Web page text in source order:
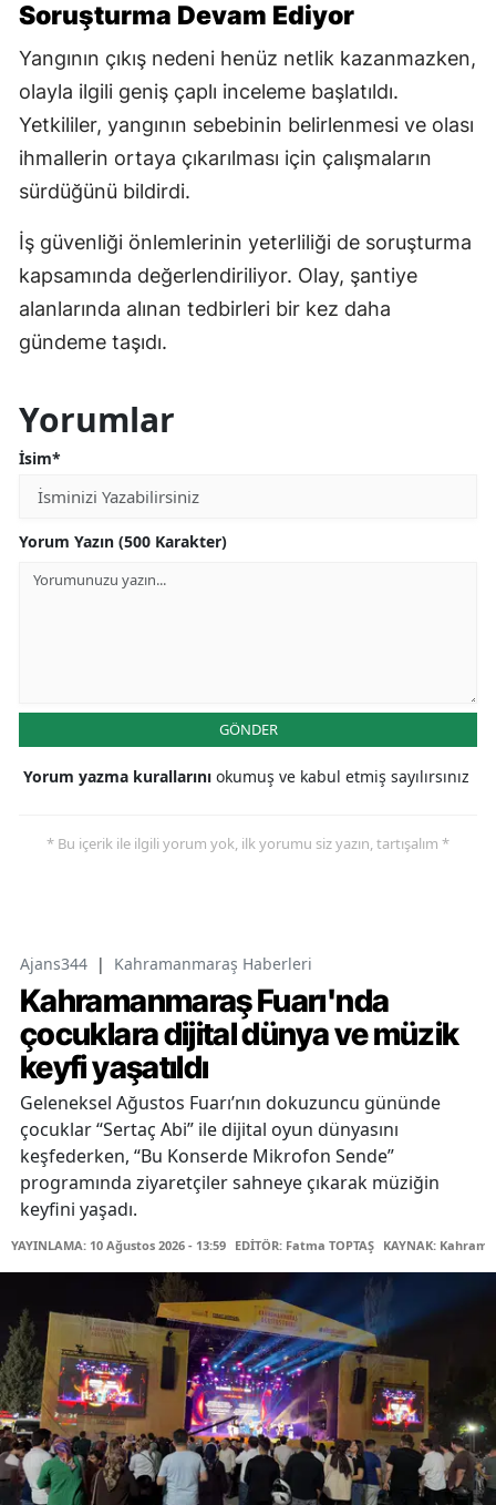
Soruşturma Devam Ediyor
Yangının çıkış nedeni henüz netlik kazanmazken,
olayla ilgili geniş çaplı inceleme başlatıldı.
Yetkililer, yangının sebebinin belirlenmesi ve olası
ihmallerin ortaya çıkarılması için çalışmaların
sürdüğünü bildirdi.
İş güvenliği önlemlerinin yeterliliği de soruşturma
kapsamında değerlendiriliyor. Olay, şantiye
alanlarında alınan tedbirleri bir kez daha
gündeme taşıdı.
Yorumlar
İsim*
Yorum Yazın (500 Karakter)
GÖNDER
Yorum yazma kurallarını okumuş ve kabul etmiş sayılırsınız
* Bu içerik ile ilgili yorum yok, ilk yorumu siz yazın, tartışalım *
Ajans344 | Kahramanmaraş Haberleri
Kahramanmaraş Fuarı'nda
çocuklara dijital dünya ve müzik
keyfi yaşatıldı
Geleneksel Ağustos Fuarı’nın dokuzuncu gününde
çocuklar “Sertaç Abi” ile dijital oyun dünyasını
keşfederken, “Bu Konserde Mikrofon Sende”
programında ziyaretçiler sahneye çıkarak müziğin
keyfini yaşadı.
YAYINLAMA: 10 Ağustos 2026 - 13:59 EDİTÖR: Fatma TOPTAŞ KAYNAK: